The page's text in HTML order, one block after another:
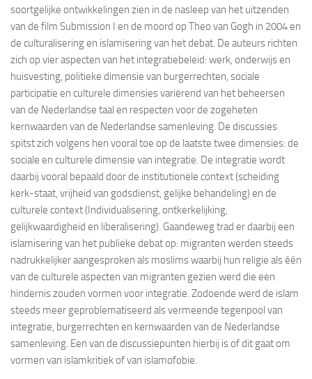
soortgelijke ontwikkelingen zien in de nasleep van het uitzenden
van de film Submission I en de moord op Theo van Gogh in 2004 en
de culturalisering en islamisering van het debat. De auteurs richten
zich op vier aspecten van het integratiebeleid: werk, onderwijs en
huisvesting, politieke dimensie van burgerrechten, sociale
participatie en culturele dimensies variërend van het beheersen
van de Nederlandse taal en respecten voor de zogeheten
kernwaarden van de Nederlandse samenleving. De discussies
spitst zich volgens hen vooral toe op de laatste twee dimensies: de
sociale en culturele dimensie van integratie. De integratie wordt
daarbij vooral bepaald door de institutionele context (scheiding
kerk-staat, vrijheid van godsdienst, gelijke behandeling) en de
culturele context (Individualisering, ontkerkelijking,
gelijkwaardigheid en liberalisering). Gaandeweg trad er daarbij een
islamisering van het publieke debat op: migranten werden steeds
nadrukkelijker aangesproken als moslims waarbij hun religie als één
van de culturele aspecten van migranten gezien werd die een
hindernis zouden vormen voor integratie. Zodoende werd de islam
steeds meer geproblematiseerd als vermeende tegenpool van
integratie, burgerrechten en kernwaarden van de Nederlandse
samenleving. Een van de discussiepunten hierbij is of dit gaat om
vormen van islamkritiek of van islamofobie.